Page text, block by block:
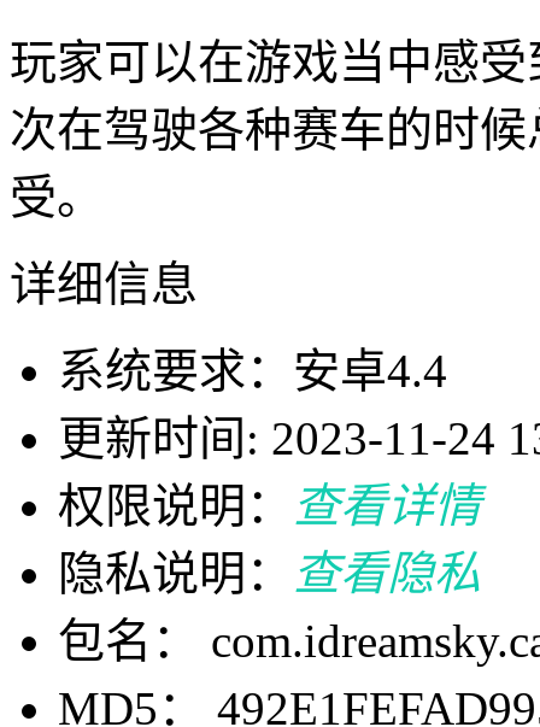
玩家可以在游戏当中感
次在驾驶各种赛车的时
受。
详细信息
系统要求：安卓4.4
更新时间: 2023-11-24
权限说明：
查看详情
隐私说明：
查看隐私
包名：
MD5：